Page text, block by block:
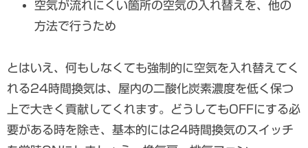
空気が流れにくい箇所の空気の入れ替えを、他の
方法で行うため
とはいえ、何もしなくても強制的に空気を入れ替えてく
れる24時間換気は、屋内の二酸化炭素濃度を低く保つ
上で大きく貢献してくれます。どうしてもOFFにする必
要がある時を除き、基本的には24時間換気のスイッチ